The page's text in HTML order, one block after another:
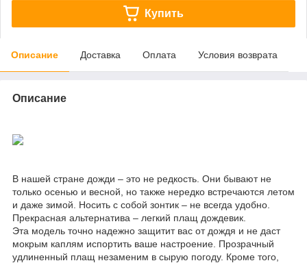
Купить
Описание Доставка Оплата Условия возврата
Описание
В нашей стране дожди – это не редкость. Они бывают не
только осенью и весной, но также нередко встречаются летом
и даже зимой. Носить с собой зонтик – не всегда удобно.
Прекрасная альтернатива – легкий плащ дождевик.
Эта модель точно надежно защитит вас от дождя и не даст
мокрым каплям испортить ваше настроение. Прозрачный
удлиненный плащ незаменим в сырую погоду. Кроме того,